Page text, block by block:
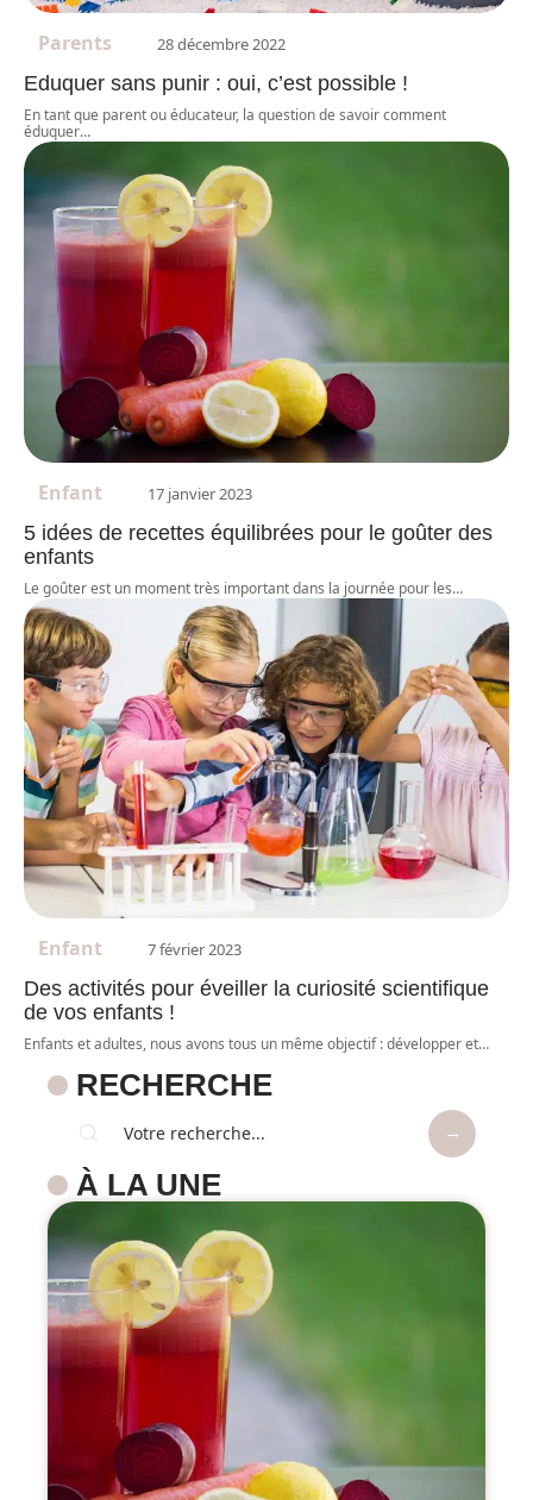
Parents 28 décembre 2022
Eduquer sans punir : oui, c’est possible !
En tant que parent ou éducateur, la question de savoir comment
éduquer…
Enfant 17 janvier 2023
5 idées de recettes équilibrées pour le goûter des
enfants
Le goûter est un moment très important dans la journée pour les…
Enfant 7 février 2023
Des activités pour éveiller la curiosité scientifique
de vos enfants !
Enfants et adultes, nous avons tous un même objectif : développer et…
RECHERCHE
À LA UNE